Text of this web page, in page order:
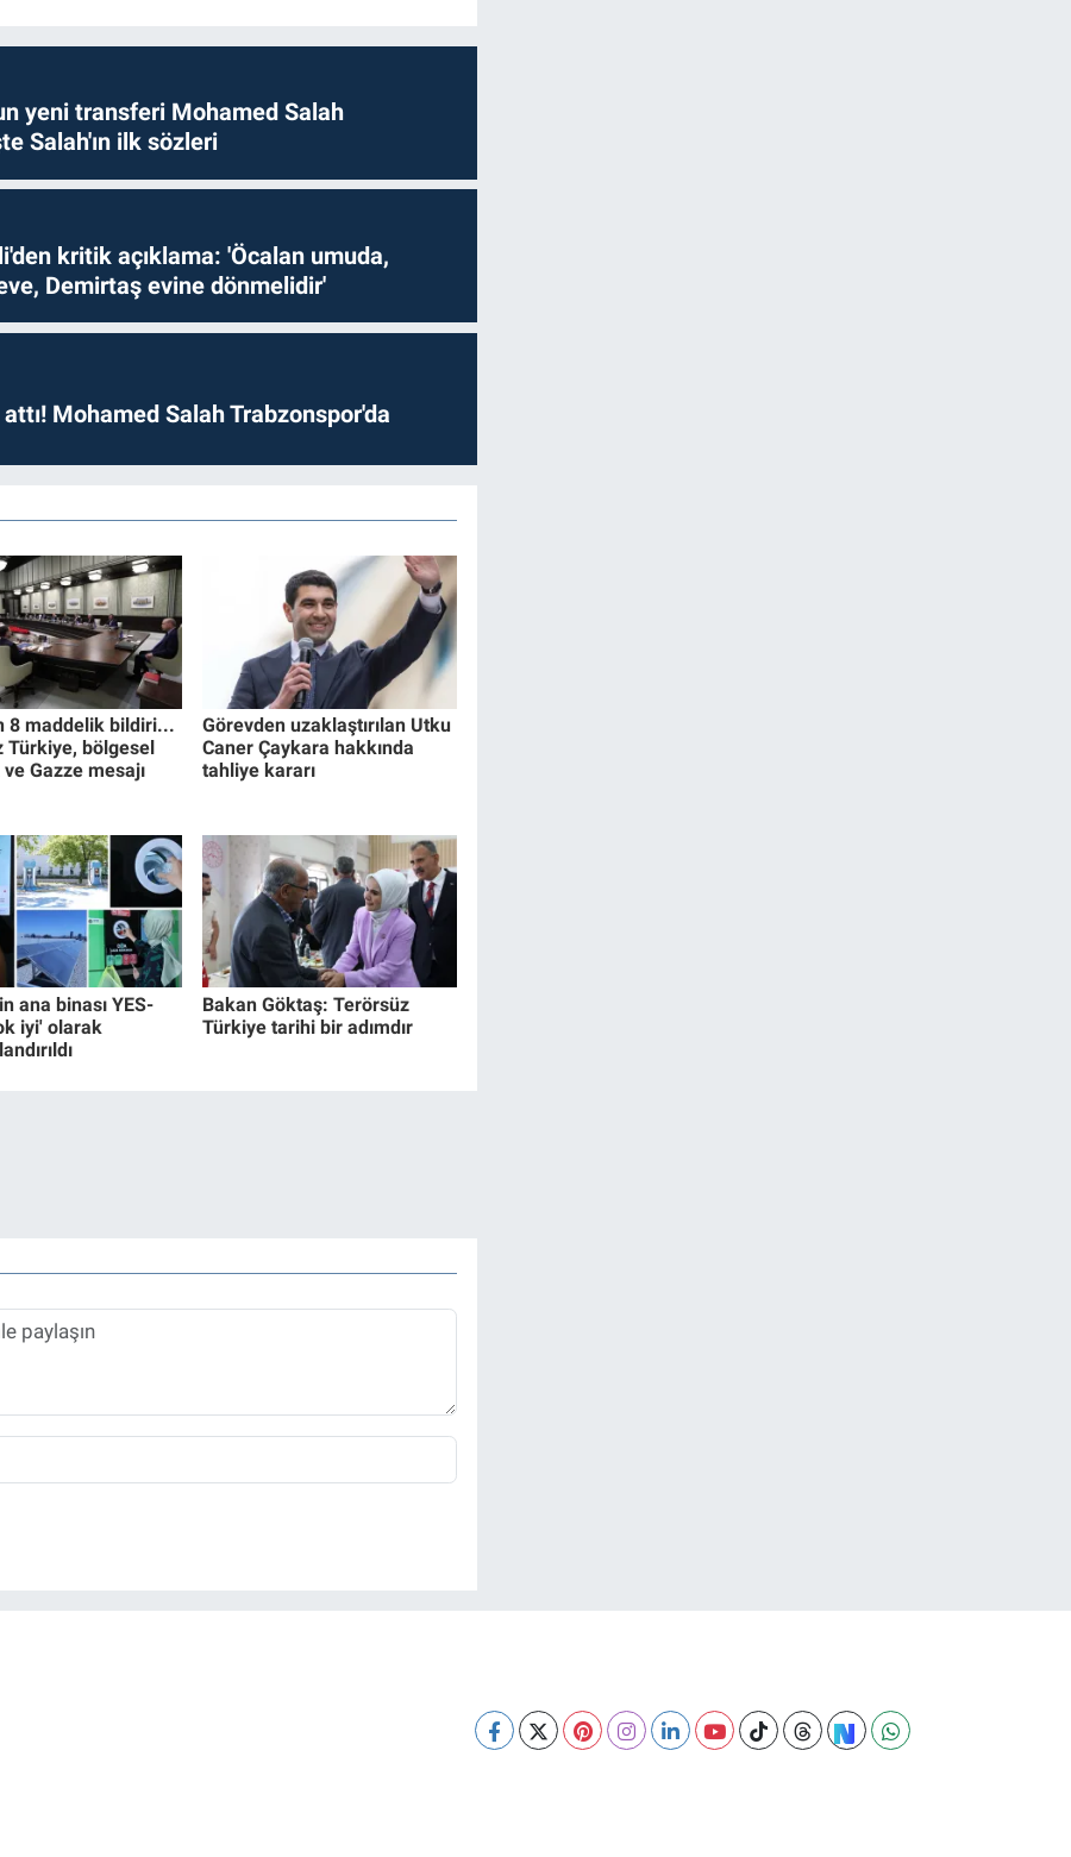
yeni transferi Mohamed Salah
Salah'ın ilk sözleri
kritik açıklama: 'Öcalan umuda,
Demirtaş evine dönmelidir'
Mohamed Salah Trabzonspor'da
8 maddelik bildiri...
Türkiye, bölgesel
Gazze mesajı
Görevden uzaklaştırılan Utku
Caner Çaykara hakkında
tahliye kararı
ana binası YES-
iyi' olarak
Bakan Göktaş: Terörsüz
Türkiye tarihi bir adımdır